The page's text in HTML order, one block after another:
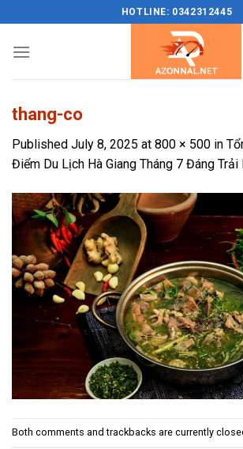
content
HOTLINE: 0342312445
thang-co
Published July 8, 2025 at 800 × 500 in
Điểm Du Lịch Hà Giang Tháng 7 Đáng Trải
Both comments and trackbacks are currently